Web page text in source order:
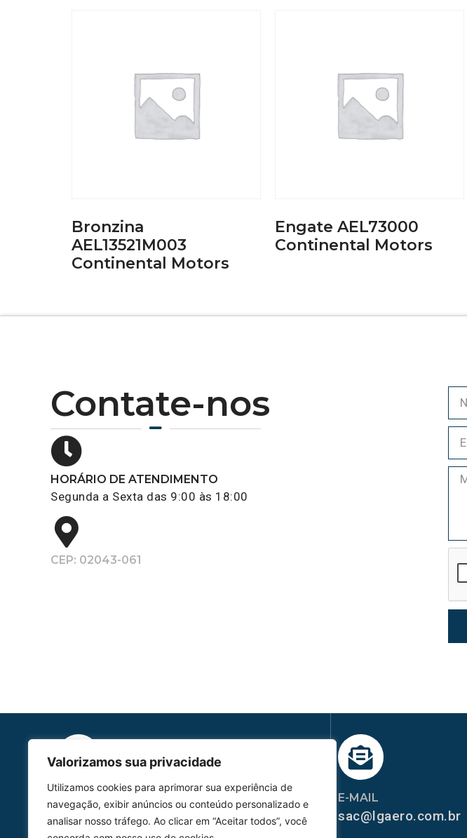
Valorizamos sua privacidade
Utilizamos cookies para aprimorar sua experiência de
navegação, exibir anúncios ou conteúdo personalizado e
analisar nosso tráfego. Ao clicar em “Aceitar todos”, você
Bronzina
AEL13521M003
Continental Motors
Engate AEL73000
Continental Motors
Contate-nos
HORÁRIO DE ATENDIMENTO
Segunda a Sexta das 9:00 às 18:00
CEP: 02043-061
HOMOLGAÇÃO
COM 2109-02/ANAC
E-MAIL
sac@lgaero.com.br